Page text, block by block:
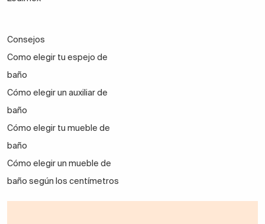
Consejos
Como elegir tu espejo de
baño
Cómo elegir un auxiliar de
baño
Cómo elegir tu mueble de
baño
Cómo elegir un mueble de
baño según los centímetros